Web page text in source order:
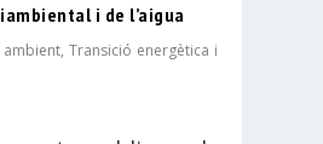
i de l’aigua
ambient,Transició energètica i